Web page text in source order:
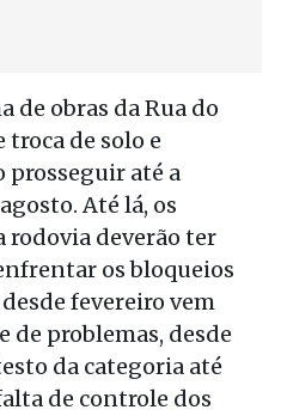
de obras da Rua do
troca de solo e
prosseguir até a
Até lá, os
rodovia deverão ter
os bloqueios
fevereiro vem
problemas, desde
da categoria até
de controle dos